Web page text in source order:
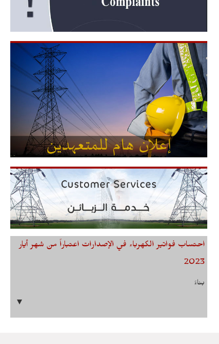
احتساب فواتير الكهرباء في الإصدارات اعتباراً من شهر أيار
2023
بناءً
▼